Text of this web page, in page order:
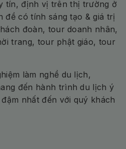
tín, định vị trên thị trường ở
đề có tính sáng tạo & giá trị
đoàn, tour doanh nhân,
trang, tour phật giáo, tour
làm nghề du lịch,
đến hành trình du lịch ý
nhất đến với quý khách